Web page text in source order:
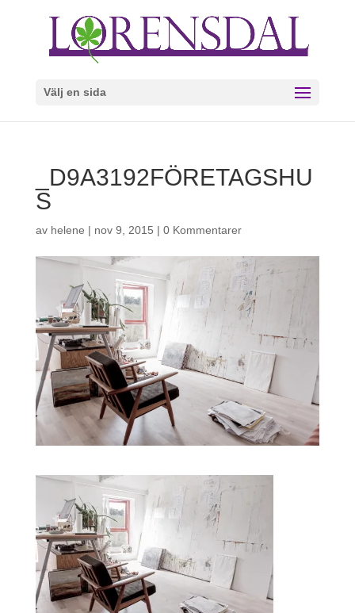
Välj en sida
_D9A3192FÖRETAGSHU
S
av helene | nov 9, 2015 | 0 Kommentarer